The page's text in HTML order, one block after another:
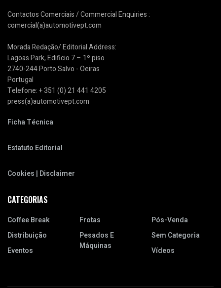
Contactos Comerciais / Commercial Enquiries :
comercial(a)automotivept.com
Morada Redação/ Editorial Address:
Lagoas Park, Edificio 7 – 1º piso
2740-244 Porto Salvo - Oeiras
Portugal
Telefone: + 351 (0) 21 441 4205
press(a)automotivept.com
Ficha Técnica
Estatuto Editorial
Cookies | Disclaimer
CATEGORIAS
Coffee Break
Distribuição
Eventos
Frotas
Pesados E
Máquinas
Pós-Venda
Sem Categoria
Vídeos